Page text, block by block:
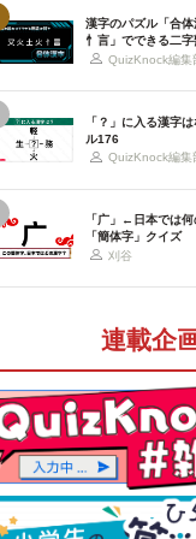
漢字のパズル「合
忄言」でできる二字
QuizKnock編集
「？」に入る漢字
ル176
QuizKnock編集
「广」←日本では
「簡体字」クイズ
刈谷
連載企